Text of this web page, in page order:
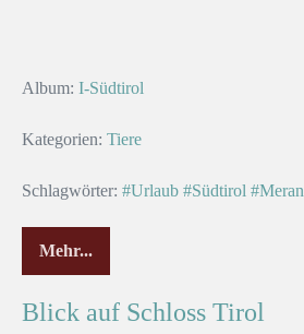
Album: I-Südtirol
Kategorien: Tiere
Schlagwörter: #Urlaub #Südtirol #Meran
Mehr...
Blick auf Schloss Tirol